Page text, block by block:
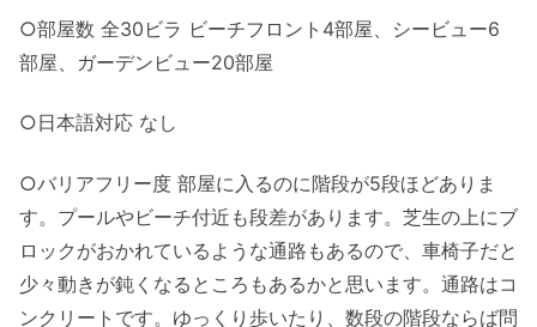
○部屋数 全30ビラ ビーチフロント4部屋、シービュー6
部屋、ガーデンビュー20部屋
○日本語対応 なし
○バリアフリー度 部屋に入るのに階段が5段ほどありま
す。プールやビーチ付近も段差があります。芝生の上にブ
ロックがおかれているような通路もあるので、車椅子だと
少々動きが鈍くなるところもあるかと思います。通路はコ
ンクリートです。ゆっくり歩いたり、数段の階段ならば問